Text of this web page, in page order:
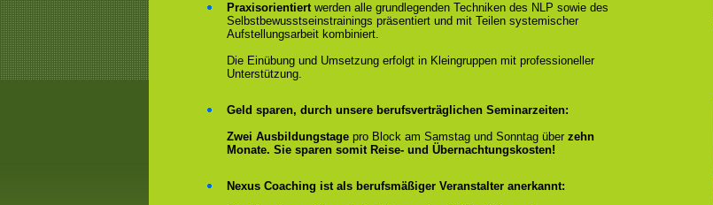
Praxisorientiertwerden alle grundlegenden Techniken des NLP sowie des
Selbstbewusstseinstrainings präsentiert und mit Teilen systemischer
Aufstellungsarbeit kombiniert.
Die Einübung und Umsetzung erfolgt in Kleingruppen mit professioneller
Unterstützung.
Geld sparen, durch unsere berufsverträglichen Seminarzeiten:
Zwei Ausbildungstage pro Block am Samstag und Sonntag über zehn
Monate. Sie sparen somit Reise- und Übernachtungskosten!
Nexus Coaching ist als berufsmäßiger Veranstalter anerkannt: